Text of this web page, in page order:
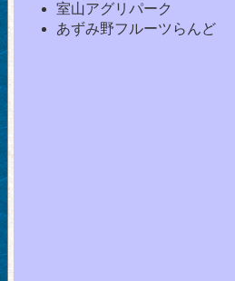
室山アグリパーク
あずみ野フルーツらんど